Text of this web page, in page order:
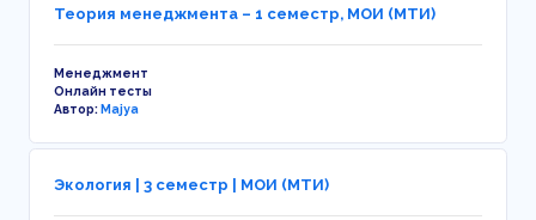
Теория менеджмента – 1 семестр, МОИ (МТИ)
Менеджмент
Онлайн тесты
Автор:Majya
Экология | 3 семестр | МОИ (МТИ)